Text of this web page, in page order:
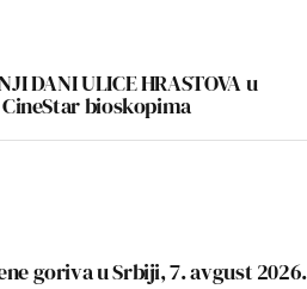
DANI ULICE HRASTOVA u
bioskopima
goriva u Srbiji, 7. avgust 2026.